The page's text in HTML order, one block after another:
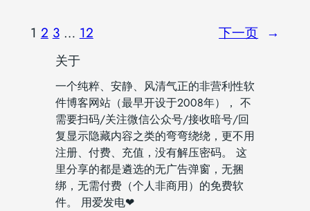
1 2 3 … 12 下一页 →
关于
一个纯粹、安静、风清气正的非营利性软
件博客网站（最早开设于2008年）， 不
需要扫码/关注微信公众号/接收暗号/回
复显示隐藏内容之类的弯弯绕绕，更不用
注册、付费、充值，没有解压密码。 这
里分享的都是遴选的无广告弹窗，无捆
绑，无需付费（个人非商用）的免费软
件。 用爱发电❤